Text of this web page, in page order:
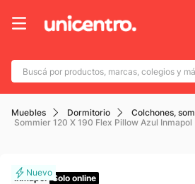
Buscá por productos, marcas,
Muebles Dormitorio
Colchones,
Sommier 120 X 190 Flex Pillow Azul Inmapol
Inmapol Solo online
Términos más buscados
1. adidas
3